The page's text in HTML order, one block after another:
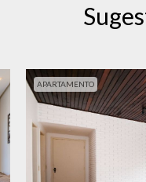
APARTAMENTO